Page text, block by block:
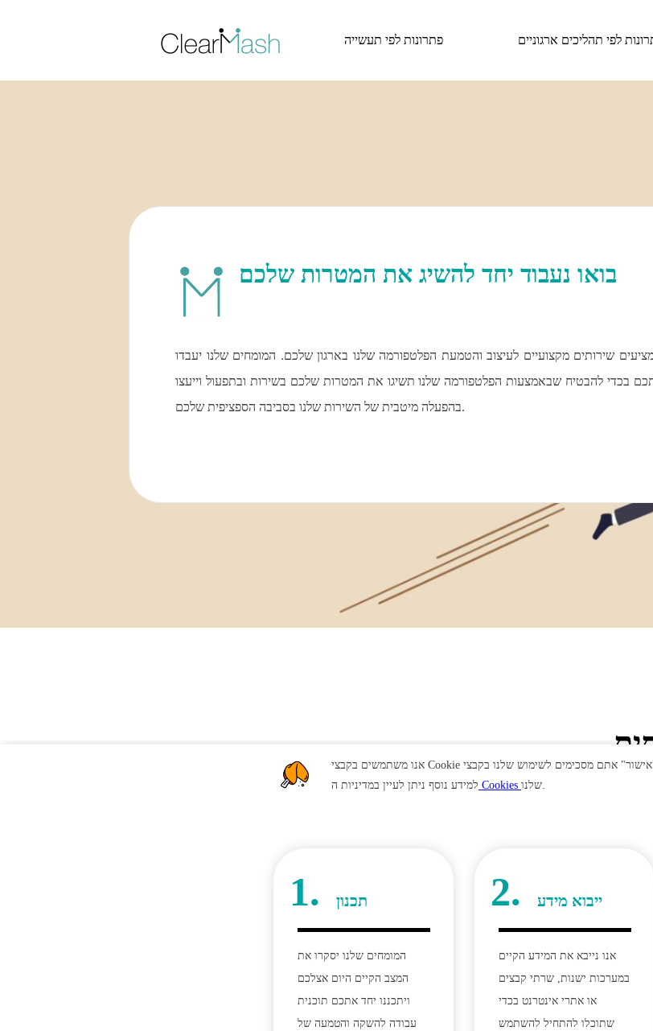
פתרונות לפי תעשייה לפי תהליכים ארגוניים
בואו נעבוד יחד להשיג את המטרות שלכם
שירותים מקצועיים לעיצוב והטמעת הפלטפורמה שלנו בארגון שלכם. המומחים שלנו יעבדו
בכדי להבטיח שבאמצעות הפלטפורמה שלנו תשיגו את המטרות שלכם בשירות ובתפעול וייעצו
בהפעלה מיטבית של השירות שלנו בסביבה הספציפית שלכם.
1. תכנון
המומחים שלנו יסקרו את
המצב הקיים היום אצלכם
ויתכננו יחד אתכם תוכנית
עבודה להשקה והטמעה של
2. ייבוא מידע
אנו נייבא את המידע הקיים
במערכות ישנות, שרתי קבצים
או אתרי אינטרנט בכדי
שתוכלו להתחיל להשתמש
למידע נוסף ניתן לעיין במדיניות ה Cookies